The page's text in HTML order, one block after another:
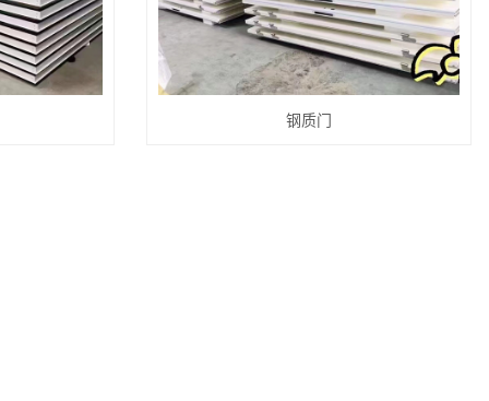
钢质门